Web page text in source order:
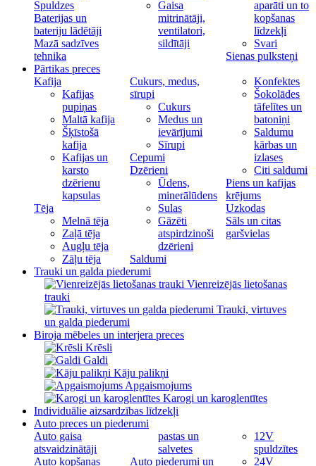
Spuldzes
Baterijas un
bateriju lādētāji
Mazā sadzīves
tehnika
Gaisa
mitrinātāji,
ventilatori,
sildītāji
aparāti un to
kopšanas
līdzekļi
Svari
Sienas pulksteņi
Pārtikas preces
Kafija
Kafijas
pupiņas
Maltā kafija
Šķīstošā
kafija
Kafijas un
karsto
dzērienu
kapsulas
Tēja
Melnā tēja
Zaļā tēja
Augļu tēja
Zāļu tēja
Cukurs, medus,
sīrupi
Cukurs
Medus un
ievārījumi
Sīrupi
Cepumi
Dzērieni
Ūdens,
minerālūdens
Sulas
Gāzēti
atspirdzinoši
dzērieni
Saldumi
Konfektes
Šokolādes
tāfelītes un
batoniņi
Saldumu
kārbas un
izlases
Citi saldumi
Piens un kafijas
krējums
Uzkodas
Sāls un citas
garšvielas
Trauki un galda piederumi
Vienreizējās lietošanas
trauki
Trauki, virtuves
un galda piederumi
Biroja mēbeles un interjera preces
Krēsli
Galdi
Kāju palikņi
Apgaismojums
Karogi un karoglentītes
Individuālie aizsardzības līdzekļi
Auto preces un piederumi
Auto gaisa
atsvaidzinātāji
Auto kopšanas
pastas un
salvetes
Auto piederumi un
12V
spuldzītes
24V